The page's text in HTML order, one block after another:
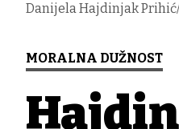
Danijela Hajdinjak
MORALNA DUŽNOST